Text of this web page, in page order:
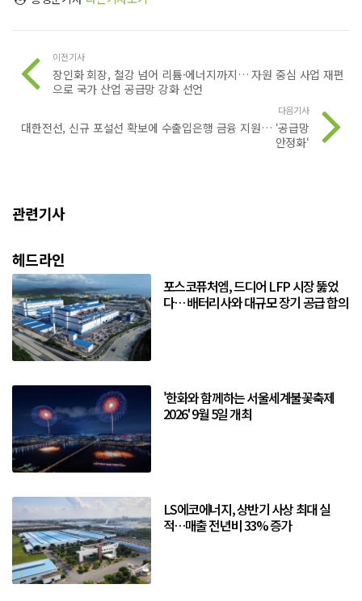
이전기사
장인화 회장, 철강 넘어 리튬·에너지까지… 자원 중심 사업 재편
으로 국가 산업 공급망 강화 선언
다음기사
대한전선, 신규 포설선 확보에 수출입은행 금융 지원… ‘공급망
안정화‘
관련기사
헤드라인
포스코퓨처엠, 드디어 LFP 시장 뚫었
다… 배터리사와 대규모 장기 공급 합의
'한화와 함께하는 서울세계불꽃축제
2026' 9월 5일 개최
LS에코에너지, 상반기 사상 최대 실
적…매출 전년비 33% 증가